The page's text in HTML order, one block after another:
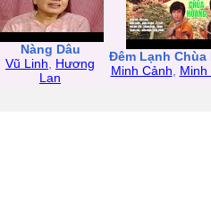
Nàng Dâu
Vũ Linh
Hương
Lan
Đêm Lạnh Chùa
Minh Cảnh